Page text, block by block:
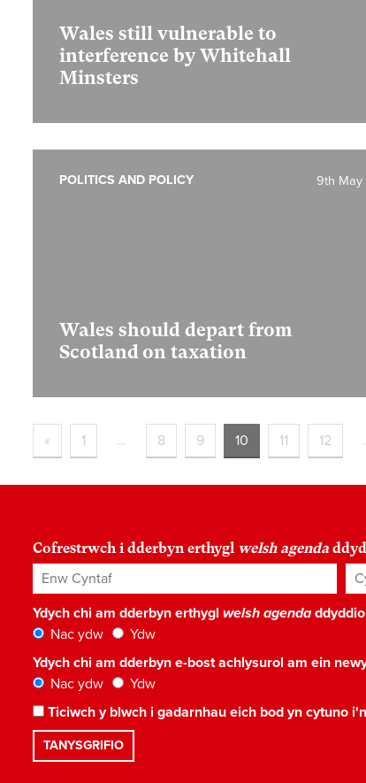
Wales still vulnerable to
interference by Whitehall
Minsters
Wales should depart from
Scotland on taxation
9th May
POLITICS AND POLICY
« 1 … 8 9 10 11 12
Cofrestrwch i dderbyn erthygl welsh agenda
Enw Cyntaf
Ydych chi am dderbyn erthygl welsh agenda
Nac ydw
Ydw
Ydych chi am dderbyn e-bost achlysurol am ein
Nac ydw
Ydw
Ticiwch y blwch i gadarnhau eich bod yn cytuno i'n